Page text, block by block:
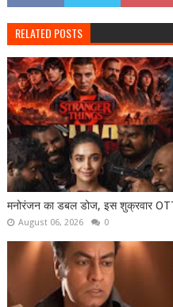
RELATED POSTS
मनोरंजन का डबल डोज, इस शुक्रवार
August 06, 2026 0